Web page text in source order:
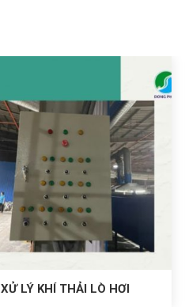
XỬ LÝ KHÍ THẢI LÒ HƠI